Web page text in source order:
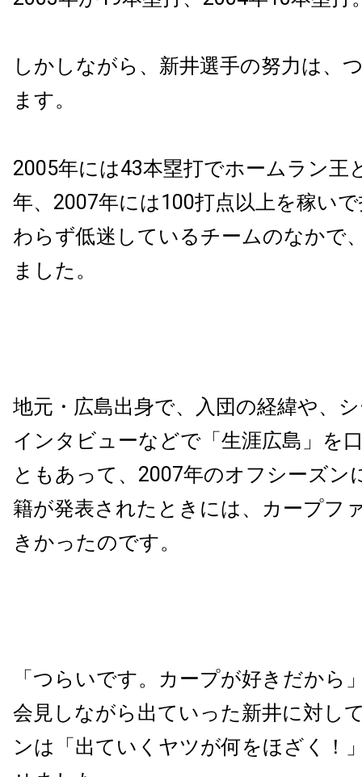
しかしながら、新井選手の努力は、
ます。
2005年には43本塁打でホームラン王
年、 2007年には100打点以上を稼い
わらず低迷しているチームのなかで
ました。
地元・広島出身で、入団の経緯や、
インタビューなどで「生涯広島」を
ともあって、 2007年のオフシーズン
籍が発表されたときには、カープフ
きかったのです。
「つらいです。カープが好きだから
会見しながら出ていった新井に対し
ンは「出ていくヤツが何をほざく！